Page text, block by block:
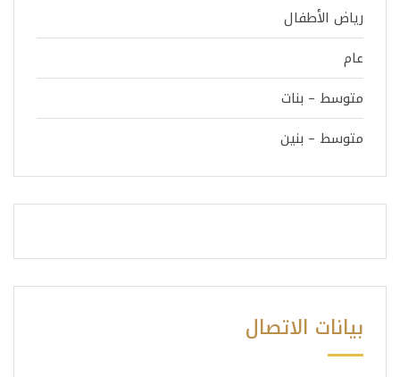
رياض الأطفال
عام
متوسط – بنات
متوسط – بنين
بيانات الاتصال